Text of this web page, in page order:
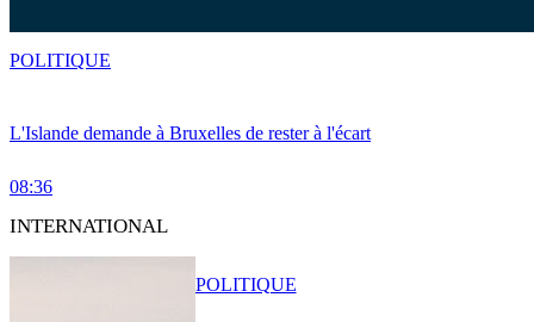
L'Islande demande à Bruxelles de rester à l'écart
08:36
POLITIQUE
INTERNATIONAL
POLITIQUE